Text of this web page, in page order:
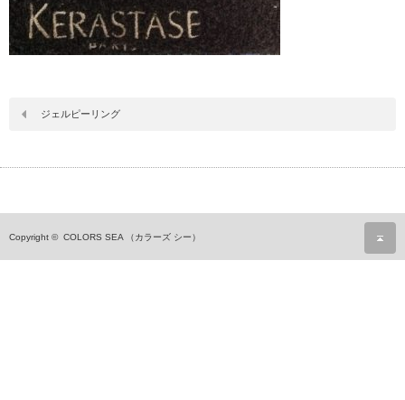
ジェルピーリング
Copyright © COLORS SEA （カラーズ シー）